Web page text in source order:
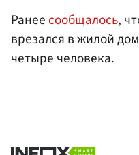
Ранеесообщалось,
врезался в жилой
четыре человека.